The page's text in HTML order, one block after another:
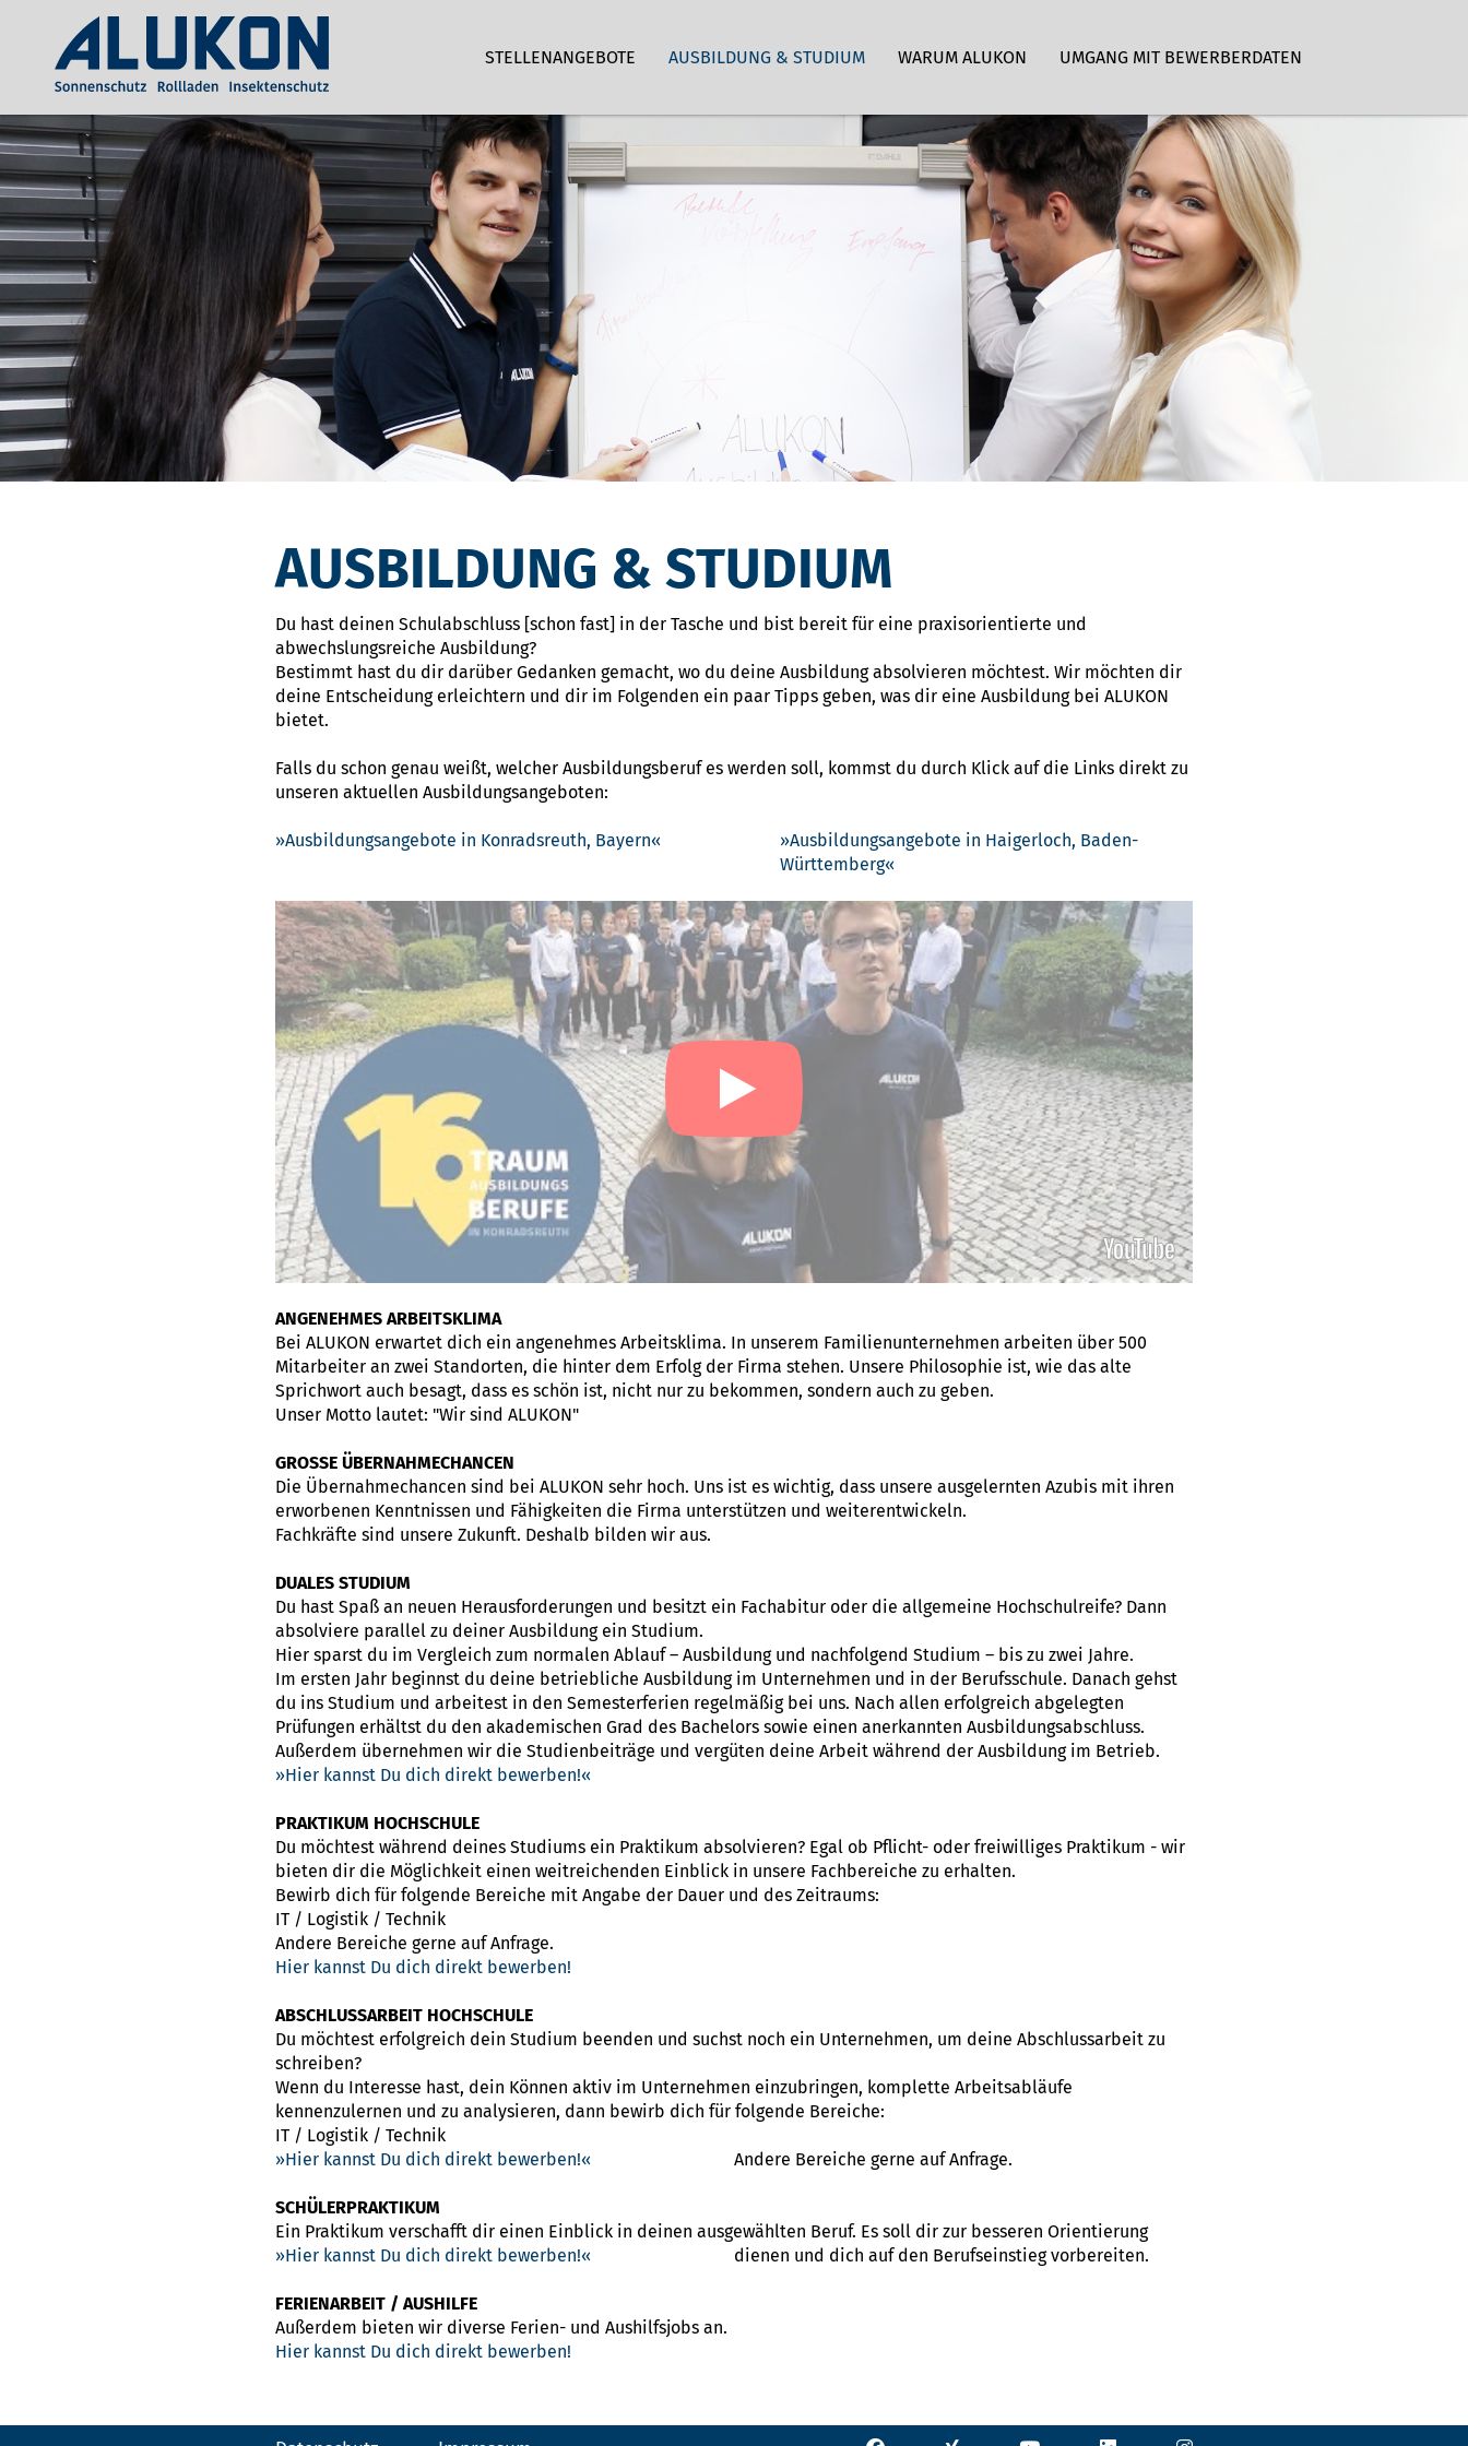
STELLENANGEBOTE AUSBILDUNG & STUDIUM WARUM ALUKON UMGANG MIT BEWERBERDATEN
AUSBILDUNG & STUDIUM
Du hast deinen Schulabschluss [schon fast] in der Tasche und bist bereit für eine praxisorientierte und
abwechslungsreiche Ausbildung?
Bestimmt hast du dir darüber Gedanken gemacht, wo du deine Ausbildung absolvieren möchtest. Wir möchten dir
deine Entscheidung erleichtern und dir im Folgenden ein paar Tipps geben, was dir eine Ausbildung bei ALUKON
bietet.
Falls du schon genau weißt, welcher Ausbildungsberuf es werden soll, kommst du durch Klick auf die Links direkt zu
unseren aktuellen Ausbildungsangeboten:
Ausbildungsangebote in Konradsreuth, Bayern
Ausbildungsangebote in Haigerloch, Baden-
Württemberg
ANGENEHMES ARBEITSKLIMA
Bei ALUKON erwartet dich ein angenehmes Arbeitsklima. In unserem Familienunternehmen arbeiten über 500
Mitarbeiter an zwei Standorten, die hinter dem Erfolg der Firma stehen. Unsere Philosophie ist, wie das alte
Sprichwort auch besagt, dass es schön ist, nicht nur zu bekommen, sondern auch zu geben.
Unser Motto lautet: "Wir sind ALUKON"
GROSSE ÜBERNAHMECHANCEN
Die Übernahmechancen sind bei ALUKON sehr hoch. Uns ist es wichtig, dass unsere ausgelernten Azubis mit ihren
erworbenen Kenntnissen und Fähigkeiten die Firma unterstützen und weiterentwickeln.
Fachkräfte sind unsere Zukunft. Deshalb bilden wir aus.
DUALES STUDIUM
Du hast Spaß an neuen Herausforderungen und besitzt ein Fachabitur oder die allgemeine Hochschulreife? Dann
absolviere parallel zu deiner Ausbildung ein Studium.
Hier sparst du im Vergleich zum normalen Ablauf – Ausbildung und nachfolgend Studium – bis zu zwei Jahre.
Im ersten Jahr beginnst du deine betriebliche Ausbildung im Unternehmen und in der Berufsschule. Danach gehst
du ins Studium und arbeitest in den Semesterferien regelmäßig bei uns. Nach allen erfolgreich abgelegten
Prüfungen erhältst du den akademischen Grad des Bachelors sowie einen anerkannten Ausbildungsabschluss.
Außerdem übernehmen wir die Studienbeiträge und vergüten deine Arbeit während der Ausbildung im Betrieb.
Hier kannst Du dich direkt bewerben!
PRAKTIKUM HOCHSCHULE
Du möchtest während deines Studiums ein Praktikum absolvieren? Egal ob Pflicht- oder freiwilliges Praktikum - wir
bieten dir die Möglichkeit einen weitreichenden Einblick in unsere Fachbereiche zu erhalten.
Bewirb dich für folgende Bereiche mit Angabe der Dauer und des Zeitraums:
IT / Logistik / Technik
Andere Bereiche gerne auf Anfrage.
Hier kannst Du dich direkt bewerben!
ABSCHLUSSARBEIT HOCHSCHULE
Du möchtest erfolgreich dein Studium beenden und suchst noch ein Unternehmen, um deine Abschlussarbeit zu
schreiben?
Wenn du Interesse hast, dein Können aktiv im Unternehmen einzubringen, komplette Arbeitsabläufe
kennenzulernen und zu analysieren, dann bewirb dich für folgende Bereiche:
IT / Logistik / Technik
Andere Bereiche gerne auf Anfrage.
Hier kannst Du dich direkt bewerben!
SCHÜLERPRAKTIKUM
Ein Praktikum verschafft dir einen Einblick in deinen ausgewählten Beruf. Es soll dir zur besseren Orientierung
dienen und dich auf den Berufseinstieg vorbereiten.
Hier kannst Du dich direkt bewerben!
FERIENARBEIT / AUSHILFE
Außerdem bieten wir diverse Ferien- und Aushilfsjobs an.
Hier kannst Du dich direkt bewerben!